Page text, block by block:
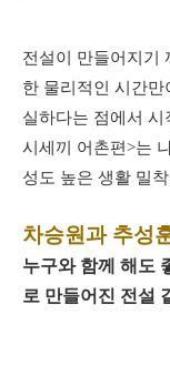
전설이 만들어지기
한 물리적인 시간
실하다는 점에서
시세끼 어촌편>는
성도 높은 생활 밀
차승원과 추성
누구와 함께 해도
로 만들어진 전설